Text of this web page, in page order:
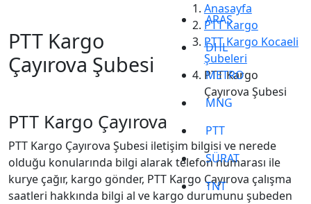
ARAS
DHL
METRO
MNG
PTT
SÜRAT
TNT
PTT Kargo
Çayırova Şubesi
Anasayfa
PTT Kargo
PTT Kargo Kocaeli
Şubeleri
PTT Kargo
Çayırova Şubesi
PTT Kargo Çayırova
PTT Kargo Çayırova Şubesi iletişim bilgisi ve nerede
olduğu konularında bilgi alarak telefon numarası ile
kurye çağır, kargo gönder, PTT Kargo Çayırova çalışma
saatleri hakkında bilgi al ve kargo durumunu şubeden